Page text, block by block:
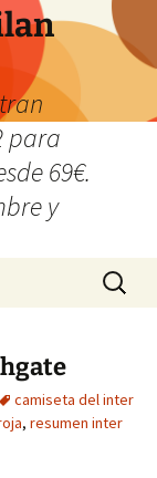
para
69€.
y
Buscar:
camiseta del inter
, resumen inter